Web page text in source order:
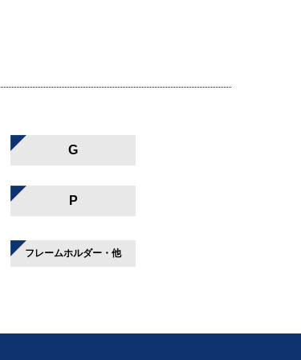
G
P
フレームホルダー・他